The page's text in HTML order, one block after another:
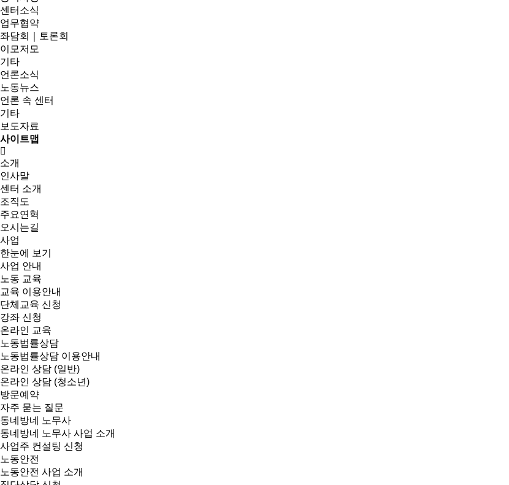
센터소식
업무협약
좌담회｜토론회
이모저모
기타
언론소식
노동뉴스
언론 속 센터
기타
보도자료
사이트맵
소개
인사말
센터 소개
조직도
주요연혁
오시는길
사업
한눈에 보기
사업 안내
노동 교육
교육 이용안내
단체교육 신청
강좌 신청
온라인 교육
노동법률상담
노동법률상담 이용안내
온라인 상담 (일반)
온라인 상담 (청소년)
방문예약
자주 묻는 질문
동네방네 노무사
동네방네 노무사 사업 소개
사업주 컨설팅 신청
노동안전
노동안전 사업 소개